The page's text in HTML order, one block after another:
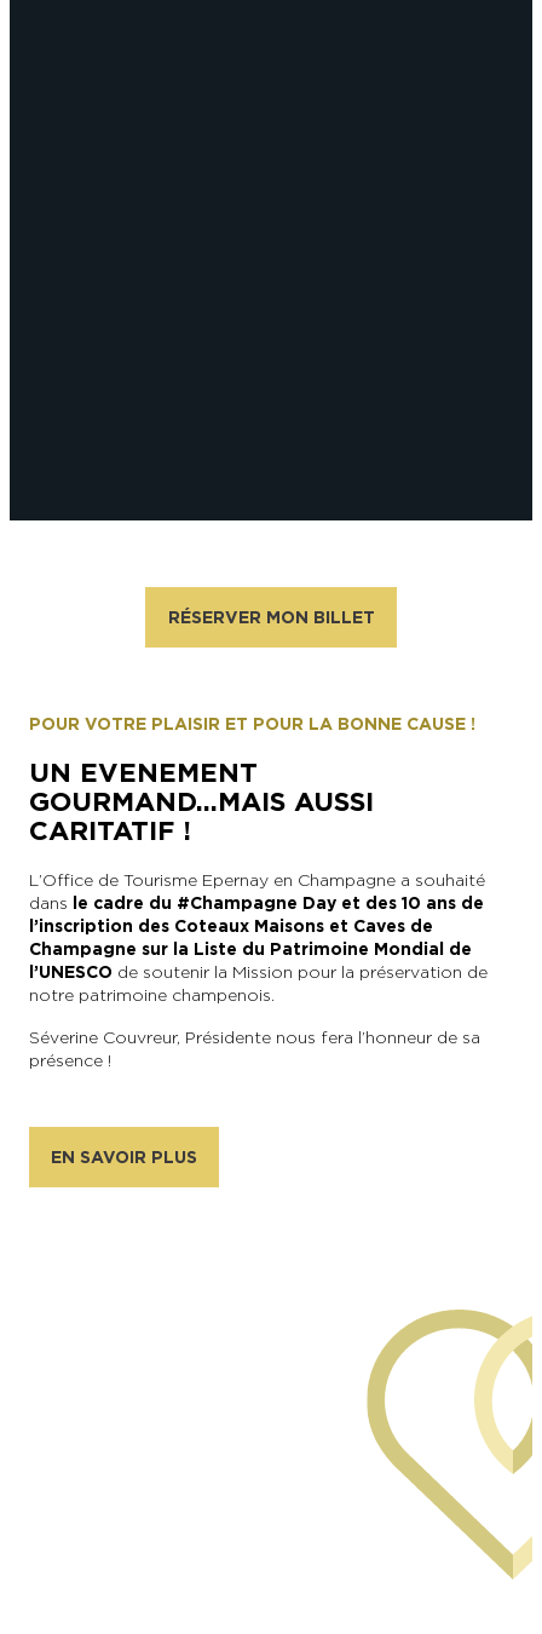
RÉSERVER MON BILLET
POUR VOTRE PLAISIR ET POUR LA BONNE CAUSE !
UN EVENEMENT
GOURMAND...MAIS AUSSI
CARITATIF !
L’Office de Tourisme Epernay en Champagne a souhaité
dans
le cadre du #Champagne Day et des 10 ans de
l’inscription des Coteaux Maisons et Caves de
Champagne sur la Liste du Patrimoine Mondial de
l’UNESCO de soutenir la Mission pour la préservation de
notre patrimoine champenois.
Séverine Couvreur, Présidente nous fera l’honneur de sa
présence !
EN SAVOIR PLUS